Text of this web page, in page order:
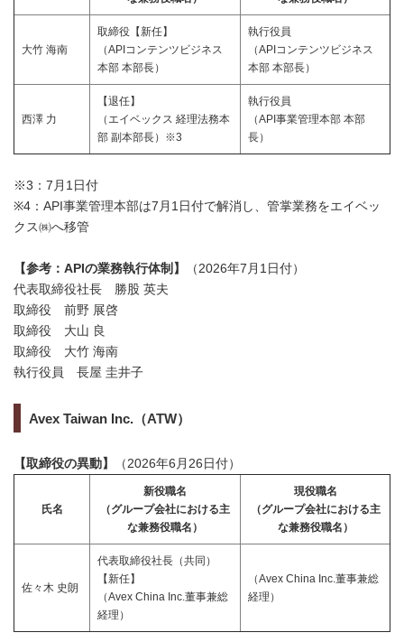
大竹 海南
取締役【新任】
（APIコンテンツビジネス
本部 本部長）
執行役員
（APIコンテンツビジネス
本部 本部長）
西澤 力
【退任】
（エイベックス 経理法務本
部 副本部長）※3
執行役員
（API事業管理本部 本部
長）
※3：7月1日付
※4：API事業管理本部は7月1日付で解消し、管掌業務をエイベッ
クス㈱へ移管
【参考：APIの業務執行体制】
（2026年7月1日付）
代表取締役社長 勝股 英夫
取締役 前野 展啓
取締役 大山 良
取締役 大竹 海南
執行役員 長屋 圭井子
Avex Taiwan Inc.（ATW）
【取締役の異動】 （2026年6月26日付）
氏名
新役職名
（グループ会社における主
な兼務役職名）
現役職名
（グループ会社における主
な兼務役職名）
佐々木 史朗
代表取締役社長（共同）
【新任】
（Avex China Inc.董事兼総
経理）
（Avex China Inc.董事兼総
経理）